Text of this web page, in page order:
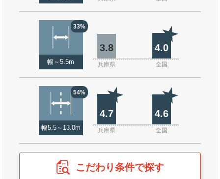
33%
幅～5.5m
3.8 4.0
兵庫県 全国
54%
幅5.5～13.0m
4.7 4.6
兵庫県 全国
こだわり条件で探す